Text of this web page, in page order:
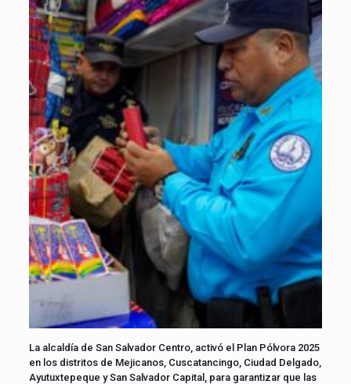
La alcaldía de San Salvador Centro, activó el Plan Pólvora 2025
en los distritos de Mejicanos, Cuscatancingo, Ciudad Delgado,
Ayutuxtepeque y San Salvador Capital, para garantizar que las